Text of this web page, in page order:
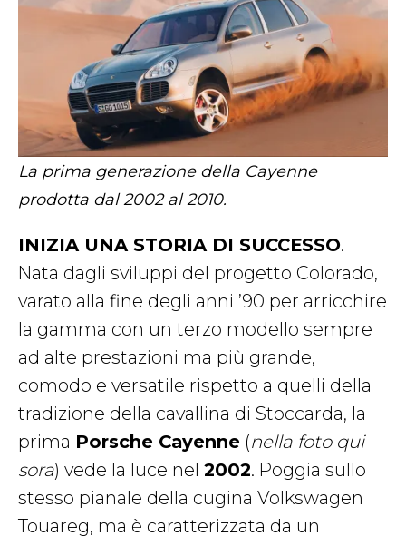
La prima generazione della Cayenne
prodotta dal 2002 al 2010.
INIZIA UNA STORIA DI SUCCESSO.
Nata dagli sviluppi del progetto Colorado,
varato alla fine degli anni ’90 per arricchire
la gamma con un terzo modello sempre
ad alte prestazioni ma più grande,
comodo e versatile rispetto a quelli della
tradizione della cavallina di Stoccarda, la
prima Porsche Cayenne (nella foto qui
sora) vede la luce nel 2002. Poggia sullo
stesso pianale della cugina Volkswagen
Touareg, ma è caratterizzata da un